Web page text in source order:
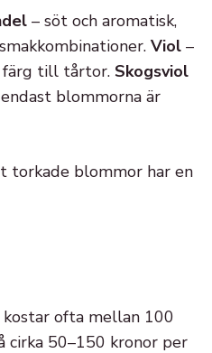
– söt och aromatisk,
Viol –
till tårtor. Skogsviol
blommorna är
torkade blommor har en
kostar ofta mellan 100
cirka 50–150 kronor per